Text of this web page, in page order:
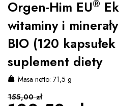
Orgen-Him EU®
witaminy i
BIO (120
suplement diety
Masa netto: 71,5 g
155,00 zł